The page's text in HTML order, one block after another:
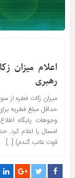
اعلام میزان
رهبری
میزان زکات فطره از
وجوهات پایگاه
قوت غالب گندم) […]